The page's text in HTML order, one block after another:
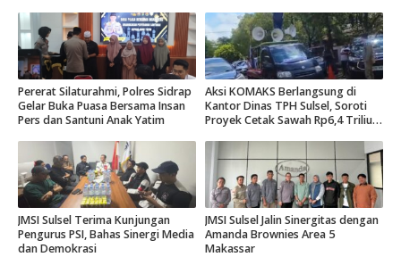
Pererat Silaturahmi, Polres Sidrap
Gelar Buka Puasa Bersama Insan
Pers dan Santuni Anak Yatim
Aksi KOMAKS Berlangsung di
Kantor Dinas TPH Sulsel, Soroti
Proyek Cetak Sawah Rp6,4 Triliun
JMSI Sulsel Terima Kunjungan
Pengurus PSI, Bahas Sinergi Media
dan Demokrasi
JMSI Sulsel Jalin Sinergitas dengan
Amanda Brownies Area 5
Makassar